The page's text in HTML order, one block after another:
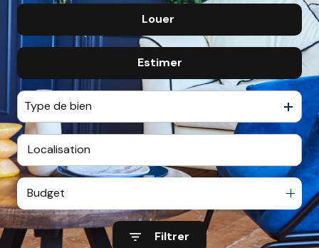
De l'immo pro
Louer
De l'immo pro
Estimer
Type de bien
Budget
Filtrer